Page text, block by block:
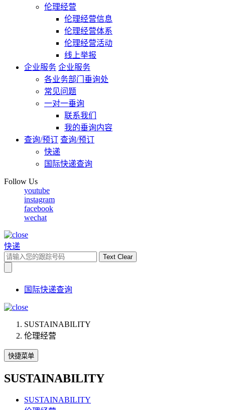
伦理经营
伦理经营信息
伦理经营体系
伦理经营活动
线上举报
企业服务 企业服务
各业务部门垂询处
常见问题
一对一垂询
联系我们
我的垂询内容
查询/预订 查询/预订
快递
国际快递查询
Follow Us
youtube
instagram
facebook
wechat
快递
Text Clear
国际快递查询
SUSTAINABILITY
伦理经营
快捷菜单
SUSTAINABILITY
SUSTAINABILITY